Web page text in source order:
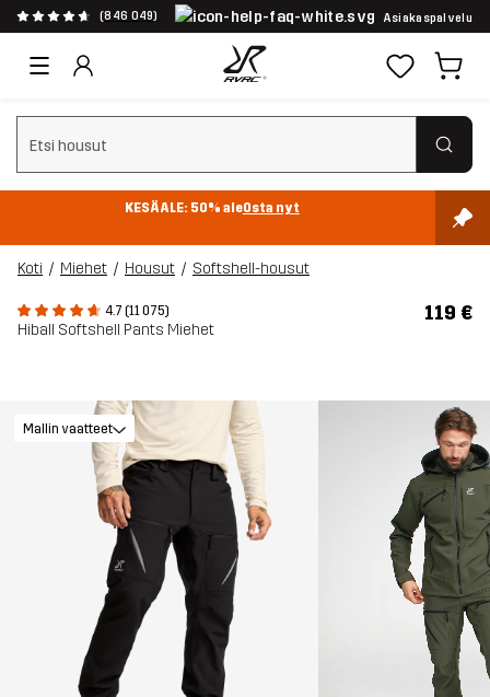
(846 049) Asiakaspalvelu
Tyhjennä haku
KESÄALE: 50% aleOsta nyt
Koti Miehet Housut Softshell-housut
4.7 (11 075)
Hiball Softshell Pants Miehet
119 €
Mallin vaatteet